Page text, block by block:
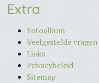
Extra
Fotoalbum
Veelgestelde vragen
Links
Privacybeleid
Sitemap